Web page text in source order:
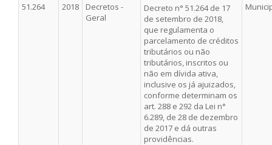
51.264 2018
Decretos -
Geral
Decreto n° 51.264 de 17
de setembro de 2018,
que regulamenta o
parcelamento de créditos
tributários ou não
tributários, inscritos ou
não em dívida ativa,
inclusive os já ajuizados,
conforme determinam os
art. 288 e 292 da Lei n°
6.289, de 28 de dezembro
de 2017 e dá outras
providências.